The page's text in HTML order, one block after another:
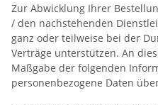
Zur Abwicklung Ihrer
/ den nachstehenden
ganz oder teilweise bei der
Verträge unterstützen. An
Maßgabe der folgenden
personenbezogene Daten